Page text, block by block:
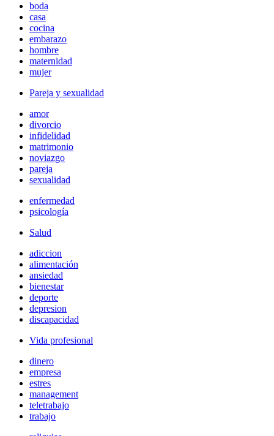
boda
casa
cocina
embarazo
hombre
maternidad
mujer
Pareja y sexualidad
amor
divorcio
infidelidad
matrimonio
noviazgo
pareja
sexualidad
enfermedad
psicología
Salud
adiccion
alimentación
ansiedad
bienestar
deporte
depresion
discapacidad
Vida profesional
dinero
empresa
estres
management
teletrabajo
trabajo